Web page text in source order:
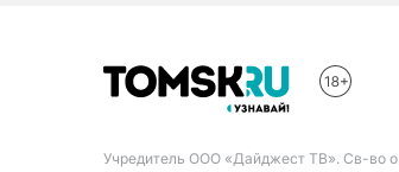
Учредитель ООО «Дайджест ТВ». Св-во о